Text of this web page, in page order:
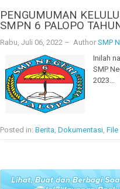
PENGUMUMAN
SMPN 6 PALOPO
Rabu, Juli 06, 2022– Author SMP
Inilah
SMP
2023...
Posted in: Berita, Dokumentasi, File